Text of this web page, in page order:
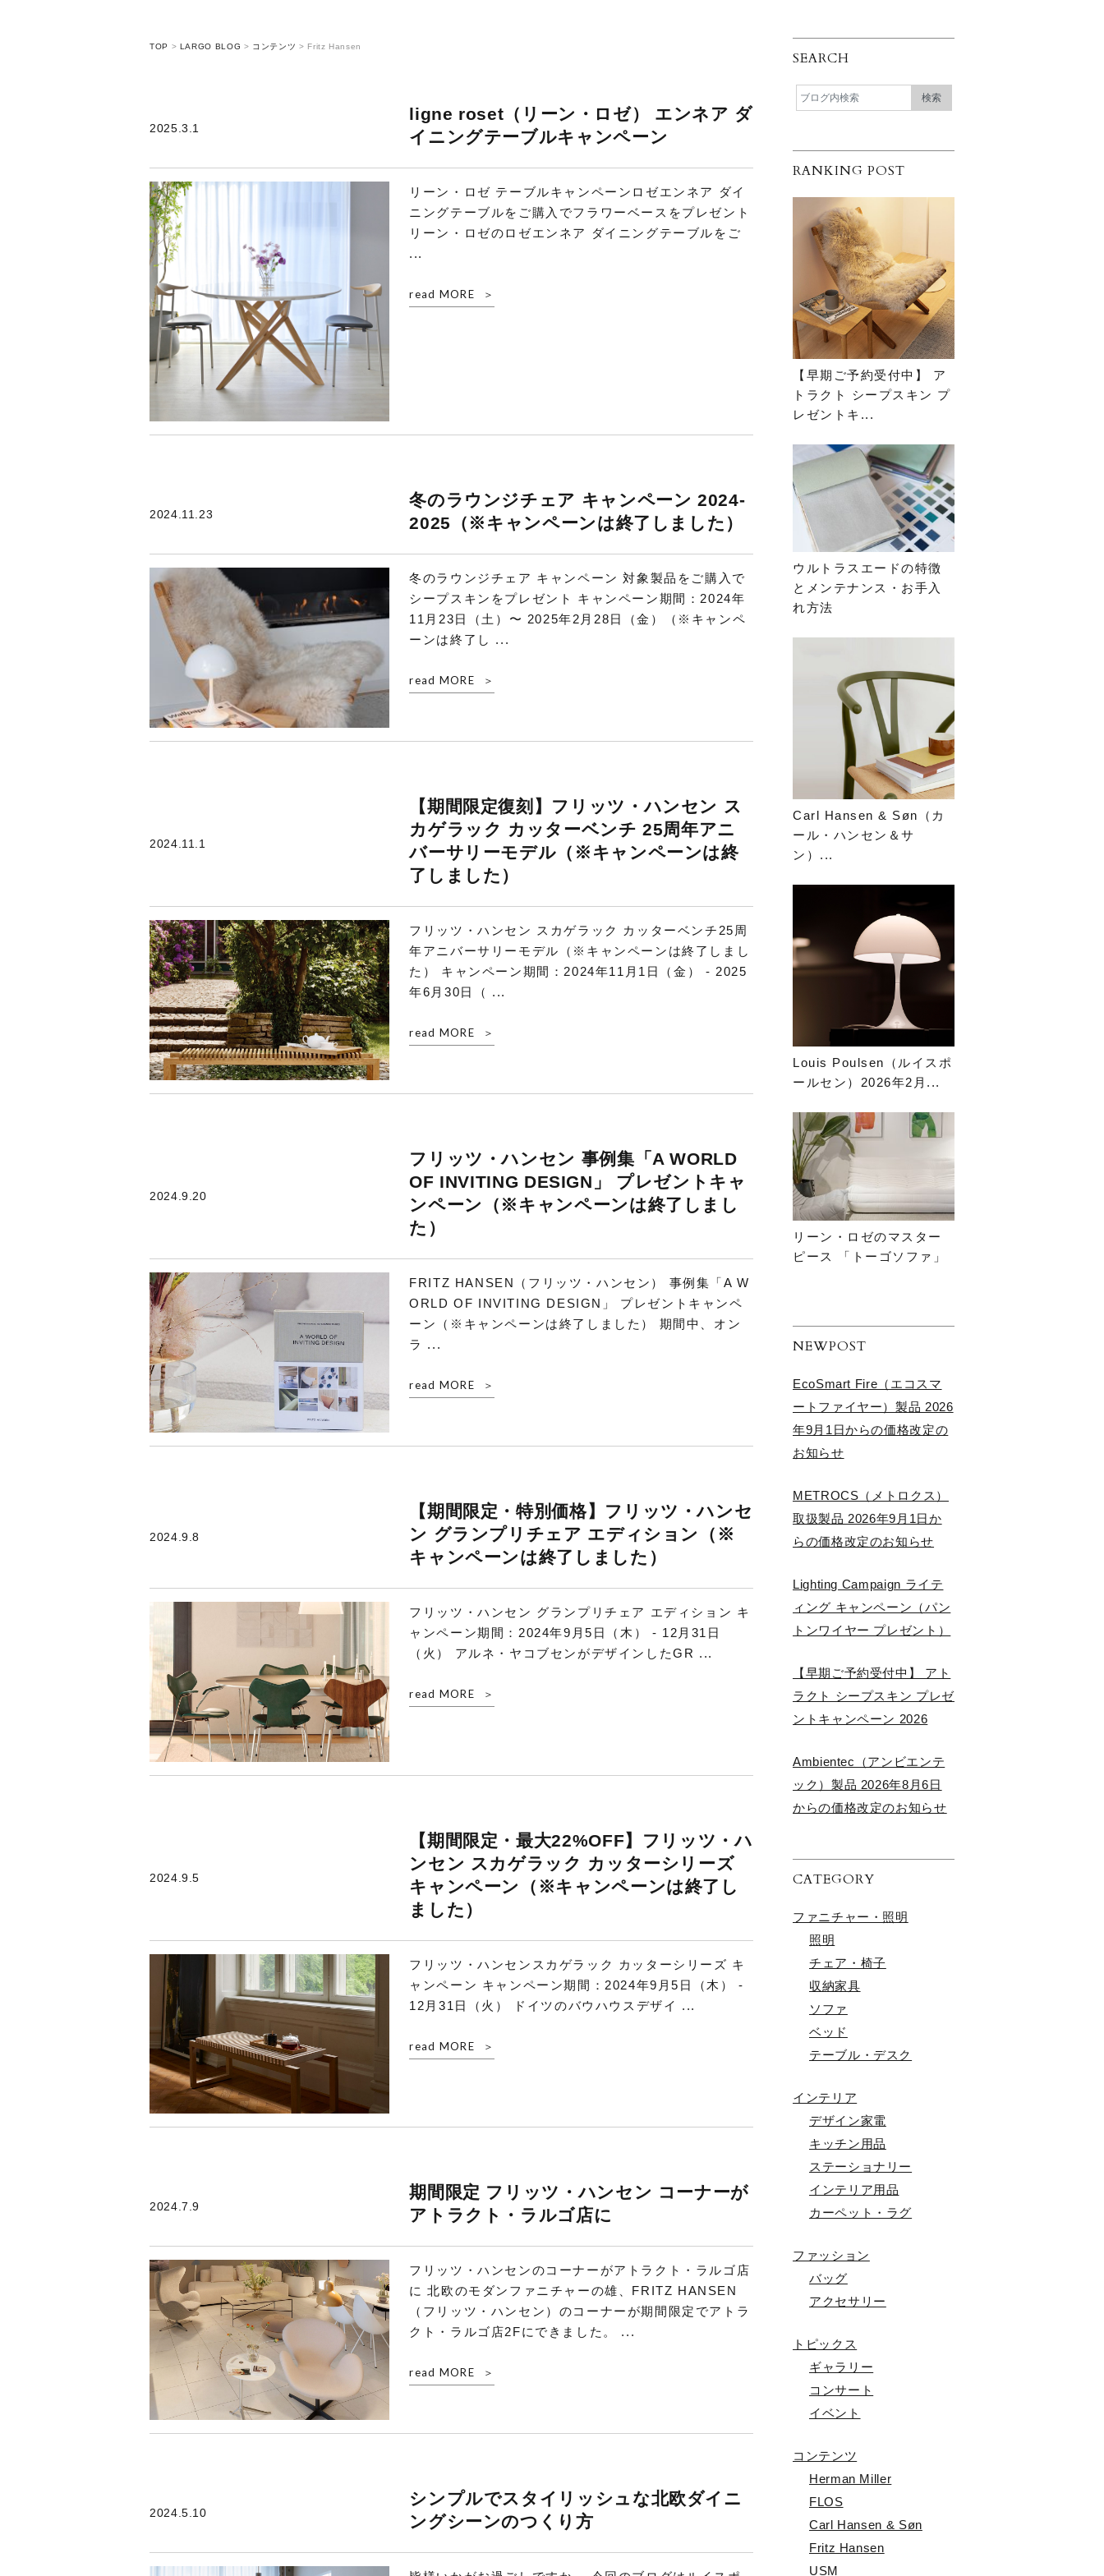
TOP > LARGO BLOG > コンテンツ > Fritz Hansen
2025.3.1
ligne roset（リーン・ロゼ） エンネア ダ
イニングテーブルキャンペーン
リーン・ロゼ テーブルキャンペーンロゼエンネア ダイ
ニングテーブルをご購入でフラワーベースをプレゼント
リーン・ロゼのロゼエンネア ダイニングテーブルをご
...
read MORE
2024.11.23
冬のラウンジチェア キャンペーン 2024-
2025（※キャンペーンは終了しました）
冬のラウンジチェア キャンペーン 対象製品をご購入で
シープスキンをプレゼント キャンペーン期間：2024年
11月23日（土）〜 2025年2月28日（金）（※キャンペ
ーンは終了し ...
read MORE
2024.11.1
【期間限定復刻】フリッツ・ハンセン ス
カゲラック カッターベンチ 25周年アニ
バーサリーモデル（※キャンペーンは終
了しました）
フリッツ・ハンセン スカゲラック カッターベンチ25周
年アニバーサリーモデル（※キャンペーンは終了しまし
た） キャンペーン期間：2024年11月1日（金） - 2025
年6月30日（ ...
read MORE
2024.9.20
フリッツ・ハンセン 事例集「A WORLD
OF INVITING DESIGN」 プレゼントキャ
ンペーン（※キャンペーンは終了しまし
た）
FRITZ HANSEN（フリッツ・ハンセン） 事例集「A W
ORLD OF INVITING DESIGN」 プレゼントキャンペ
ーン（※キャンペーンは終了しました） 期間中、オン
ラ ...
read MORE
2024.9.8
【期間限定・特別価格】フリッツ・ハンセ
ン グランプリチェア エディション（※
キャンペーンは終了しました）
フリッツ・ハンセン グランプリチェア エディション キ
ャンペーン期間：2024年9月5日（木） - 12月31日
（火） アルネ・ヤコブセンがデザインしたGR ...
read MORE
2024.9.5
【期間限定・最大22%OFF】フリッツ・ハ
ンセン スカゲラック カッターシリーズ
キャンペーン（※キャンペーンは終了し
ました）
フリッツ・ハンセンスカゲラック カッターシリーズ キ
ャンペーン キャンペーン期間：2024年9月5日（木） -
12月31日（火） ドイツのバウハウスデザイ ...
read MORE
2024.7.9
期間限定 フリッツ・ハンセン コーナーが
アトラクト・ラルゴ店に
フリッツ・ハンセンのコーナーがアトラクト・ラルゴ店
に 北欧のモダンファニチャーの雄、FRITZ HANSEN
（フリッツ・ハンセン）のコーナーが期間限定でアトラ
クト・ラルゴ店2Fにできました。 ...
read MORE
2024.5.10
シンプルでスタイリッシュな北欧ダイニ
ングシーンのつくり方
SEARCH
RANKING POST
【早期ご予約受付中】 ア
トラクト シープスキン プ
レゼントキ...
ウルトラスエードの特徴
とメンテナンス・お手入
れ方法
Carl Hansen & Søn（カ
ール・ハンセン＆サ
ン）...
Louis Poulsen（ルイスポ
ールセン）2026年2月...
リーン・ロゼのマスター
ピース 「トーゴソファ」
NEWPOST
EcoSmart Fire（エコスマ
ートファイヤー）製品 2026
年9月1日からの価格改定の
お知らせ
METROCS（メトロクス）
取扱製品 2026年9月1日か
らの価格改定のお知らせ
Lighting Campaign ライテ
ィング キャンペーン（パン
トンワイヤー プレゼント）
【早期ご予約受付中】 アト
ラクト シープスキン プレゼ
ントキャンペーン 2026
Ambientec（アンビエンテ
ック）製品 2026年8月6日
からの価格改定のお知らせ
CATEGORY
ファニチャー・照明
照明
チェア・椅子
収納家具
ソファ
ベッド
テーブル・デスク
インテリア
デザイン家電
キッチン用品
ステーショナリー
インテリア用品
カーペット・ラグ
ファッション
バッグ
アクセサリー
トピックス
ギャラリー
コンサート
イベント
コンテンツ
Herman Miller
FLOS
Carl Hansen & Søn
Fritz Hansen
USM